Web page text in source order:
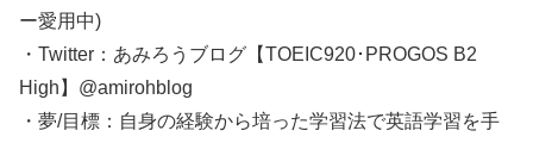
ー愛用中)
・Twitter：あみろうブログ【TOEIC920･PROGOS B2
High】@amirohblog
・夢/目標：自身の経験から培った学習法で英語学習を手